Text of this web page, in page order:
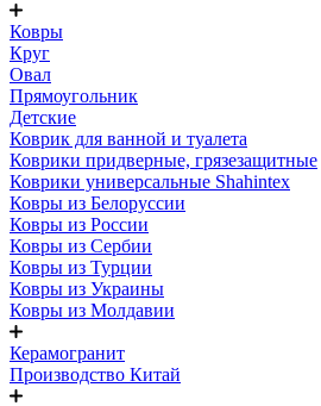
Ковры
Круг
Овал
Прямоугольник
Детские
Коврик для ванной и туалета
Коврики придверные, грязезащитные
Коврики универсальные Shahintex
Ковры из Белоруссии
Ковры из России
Ковры из Сербии
Ковры из Турции
Ковры из Украины
Ковры из Молдавии
Керамогранит
Производство Китай